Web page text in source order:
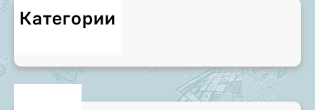
Категории
Новости